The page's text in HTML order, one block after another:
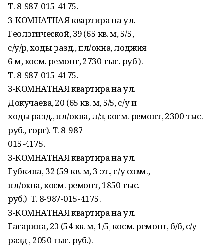
Т. 8-987-015-4175.
3-КОМНАТНАЯ квартира на ул.
Геологической, 39 (65 кв. м, 5/5,
с/у/р, ходы разд., пл/окна, лоджия
6 м, косм. ремонт, 2730 тыс. руб.).
Т. 8-987-015-4175.
3-КОМНАТНАЯ квартира на ул.
Докучаева, 20 (65 кв. м, 5/5, с/у и
ходы разд., пл/окна, л/з, косм. ремонт, 2300 тыс.
руб., торг). Т. 8-987-
015-4175.
3-КОМНАТНАЯ квартира на ул.
Губкина, 32 (59 кв. м, 3 эт., с/у совм.,
пл/окна, косм. ремонт, 1850 тыс.
руб.). Т. 8-987-015-4175.
3-КОМНАТНАЯ квартира на ул.
Гагарина, 20 (54 кв. м, 1/5, косм. ремонт, б/б, с/у
разд., 2050 тыс. руб.).